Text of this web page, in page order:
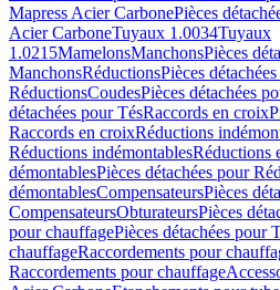
Mapress Acier CarbonePièces
Acier CarboneTuyaux 1.0034Tuyaux
1.0215MamelonsManchonsPièces
ManchonsRéductionsPièces
RéductionsCoudesPièces détachées
détachées pour TésRaccords en croix
Raccords en croixRéductions
Réductions indémontablesRéductions
démontablesPièces détachées pour
démontablesCompensateursPièces
CompensateursObturateursPièces
pour chauffagePièces détachées pour
chauffageRaccordements pour
Raccordements pour chauffage